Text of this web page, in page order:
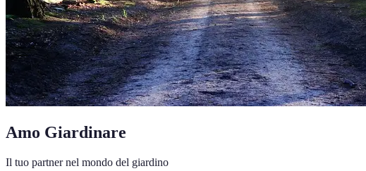
Amo Giardinare
Il tuo partner nel mondo del giardino